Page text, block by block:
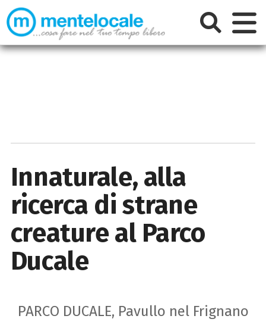
Innaturale, alla
ricerca di strane
creature al Parco
Ducale
PARCO DUCALE, Pavullo nel Frignano